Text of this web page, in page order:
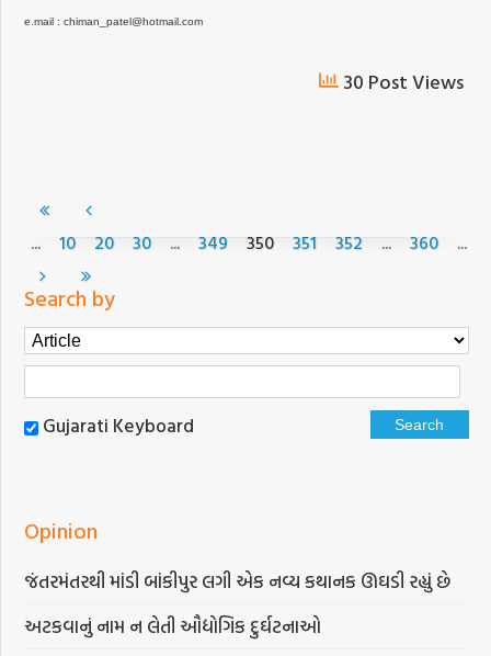
e.mail : chiman_patel@hotmail.com
30 Post Views
... 10 20 30 ... 349 350 351 352 ... 360 ...
Search by
Gujarati Keyboard
Opinion
જંતરમંતરથી માંડી બાંકીપુર લગી એક નવ્ય કથાનક ઊઘડી રહ્યું છે
અટકવાનું નામ ન લેતી ઔદ્યોગિક દુર્ઘટનાઓ